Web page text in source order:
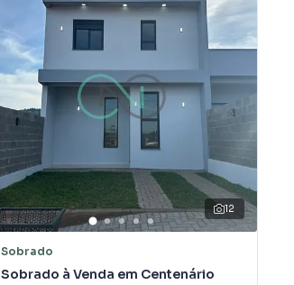
12
Sobrado
Sobrado à Venda em Centenário